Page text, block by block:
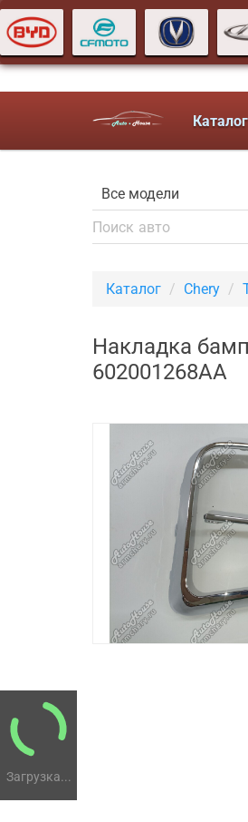
Загрузка...
Каталог
Каталог Chery
Накладка
602001268AA